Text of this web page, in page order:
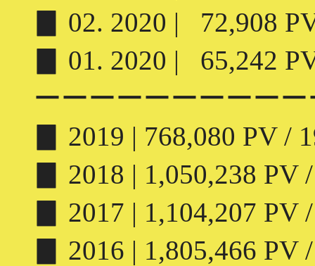
▊ 02. 2020 | 72,908
▊ 01. 2020 | 65,242
ーーーーーーーーー
▊ 2019 | 768,080 PV /
▊ 2018 | 1,050,238 PV
▊ 2017 | 1,104,207 PV
▊ 2016 | 1,805,466 PV